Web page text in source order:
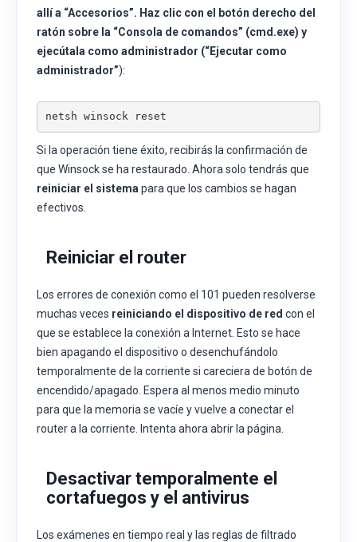
allí a “Accesorios”. Haz clic con el botón derecho del
ratón sobre la “Consola de comandos” (cmd.exe) y
ejecútala como administrador (“Ejecutar como
administrador”):
netsh winsock reset
Si la operación tiene éxito, recibirás la confirmación de
que Winsock se ha restaurado. Ahora solo tendrás que
reiniciar el sistema para que los cambios se hagan
efectivos.
Reiniciar el router
Los errores de conexión como el 101 pueden resolverse
muchas veces reiniciando el dispositivo de red con el
que se establece la conexión a Internet. Esto se hace
bien apagando el dispositivo o desenchufándolo
temporalmente de la corriente si careciera de botón de
encendido/apagado. Espera al menos medio minuto
para que la memoria se vacíe y vuelve a conectar el
router a la corriente. Intenta ahora abrir la página.
Desactivar temporalmente el
cortafuegos y el antivirus
Los exámenes en tiempo real y las reglas de filtrado